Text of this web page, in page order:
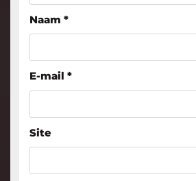
Naam *
E-mail *
Site